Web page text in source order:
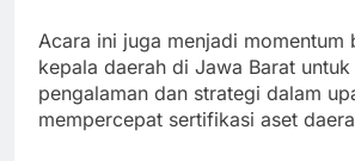
Acara ini juga menjadi momentum
kepala daerah di Jawa Barat
pengalaman dan strategi dalam
mempercepat sertifikasi aset